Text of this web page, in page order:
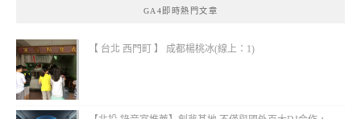
GA4即時熱門文章
【 台北 西門町 】 成都楊桃冰(線上：1)